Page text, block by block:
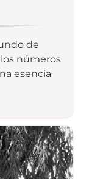
de
números
esencia